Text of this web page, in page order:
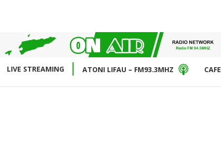
LIVE STREAMING ATONI LIFAU – FM93.3MHZ